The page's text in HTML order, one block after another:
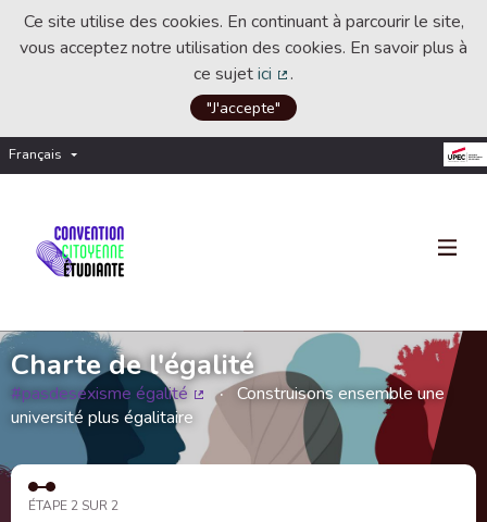
Ce site utilise des cookies. En continuant à parcourir le site,
vous acceptez notre utilisation des cookies. En savoir plus à
ce sujetici
(Lien externe)
.
"J'accepte"
Français Choisir la langue
Charte de l'égalité
#pasdesexisme égalité
(Lien externe)
Construisons ensemble une
université plus égalitaire
ÉTAPE 2 SUR 2